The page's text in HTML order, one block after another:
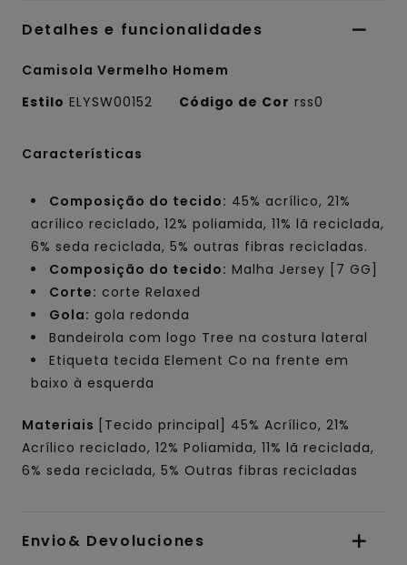
Detalhes e funcionalidades
Camisola Vermelho Homem
Estilo ELYSW00152 Código de Cor rss0
Características
Composição do tecido: 45% acrílico, 21%
acrílico reciclado, 12% poliamida, 11% lã reciclada,
6% seda reciclada, 5% outras fibras recicladas.
Composição do tecido: Malha Jersey [7 GG]
Corte: corte Relaxed
Gola: gola redonda
Bandeirola com logo Tree na costura lateral
Etiqueta tecida Element Co na frente em
baixo à esquerda
Materiais
[Tecido principal] 45% Acrílico, 21%
Acrílico reciclado, 12% Poliamida, 11% lã reciclada,
6% seda reciclada, 5% Outras fibras recicladas
Envio& Devoluciones